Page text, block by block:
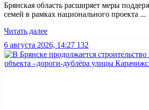
Брянская область расширяет меры
семей в рамках национального проекта ...
Читать далее
6 августа 2026, 14:27 132